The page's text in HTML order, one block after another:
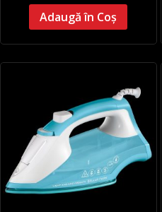
Adaugă în Coș